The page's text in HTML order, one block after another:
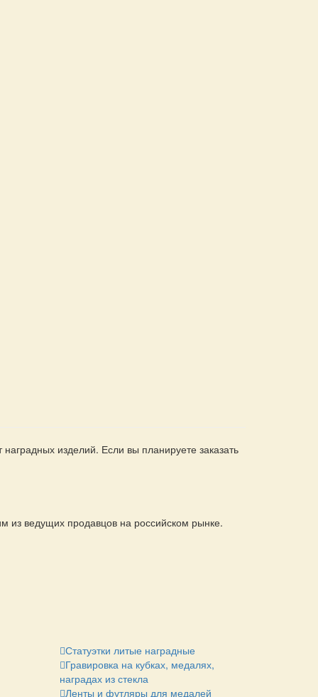
изделий. Если вы планируете заказать
из ведущих продавцов на российском рынке.
Статуэтки литые наградные
Гравировка на кубках, медалях,
наградах из стекла
Ленты и футляры для медалей